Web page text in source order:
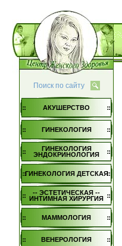
Поиск по сайту
АКУШЕРСТВО
ГИНЕКОЛОГИЯ
ГИНЕКОЛОГИЯ
ЭНДОКРИНОЛОГИЯ
ГИНЕКОЛОГИЯ ДЕТСКАЯ
-- ЭСТЕТИЧЕСКАЯ --
ИНТИМНАЯ ХИРУРГИЯ
МАММОЛОГИЯ
ВЕНЕРОЛОГИЯ